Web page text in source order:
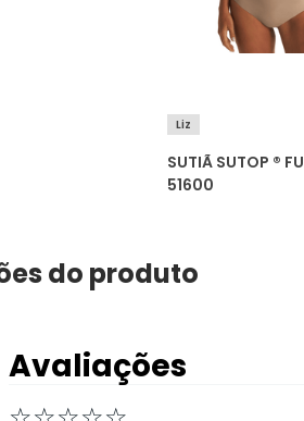
Liz
SUTIÃ SUTOP ®
51600
do produto
Avaliações